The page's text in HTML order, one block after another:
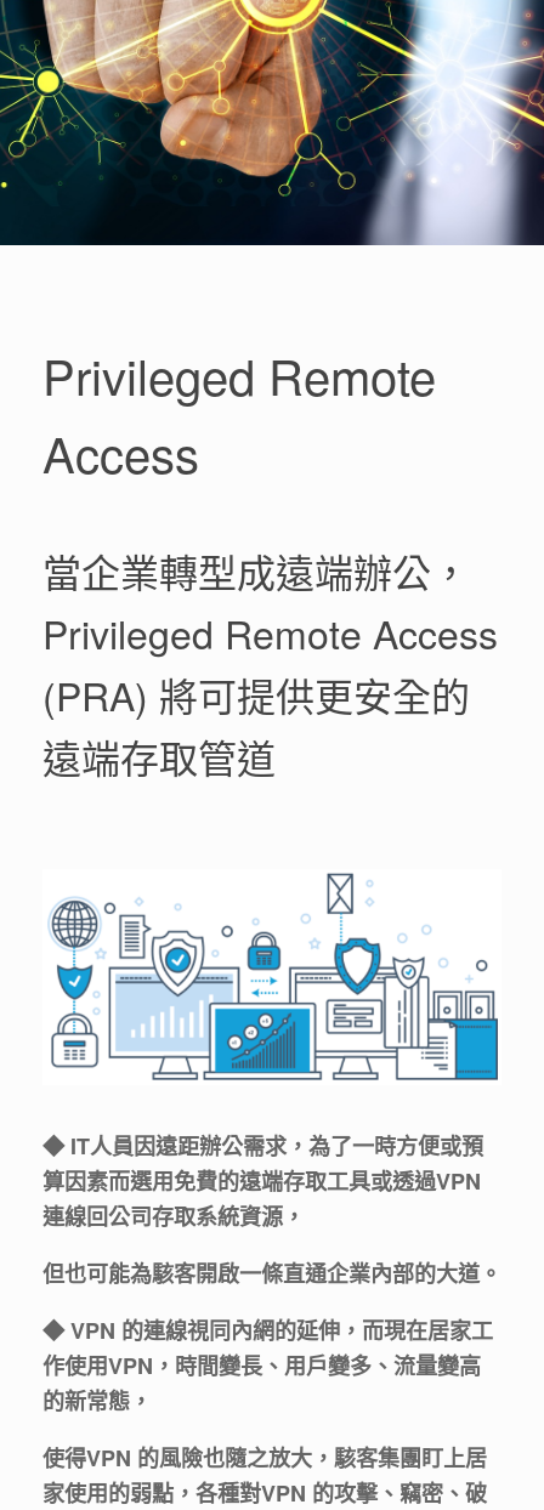
Privileged Remote
Access
當企業轉型成遠端辦公，
Privileged Remote Access
(PRA) 將可提供更安全的
遠端存取管道
◆ IT人員因遠距辦公需求，為了一時方便或預
算因素而選用免費的遠端存取工具或透過VPN
連線回公司存取系統資源，
但也可能為駭客開啟一條直通企業內部的大道。
◆ VPN 的連線視同內網的延伸，而現在居家工
作使用VPN，時間變長、用戶變多、流量變高
的新常態，
使得VPN 的風險也隨之放大，駭客集團盯上居
家使用的弱點，各種對VPN 的攻擊、竊密、破